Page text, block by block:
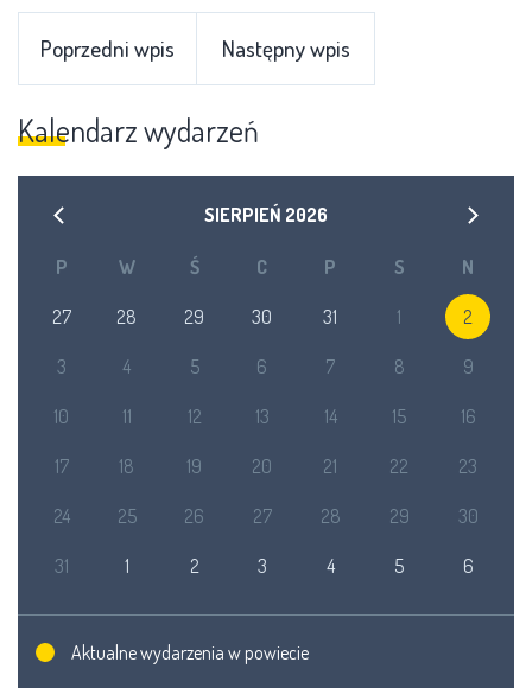
Poprzedni wpis Następny wpis
Kalendarz wydarzeń
SIERPIEŃ 2026
P W Ś C P S N
27 28 29 30 31 1 2
3 4 5 6 7 8 9
10 11 12 13 14 15 16
17 18 19 20 21 22 23
24 25 26 27 28 29 30
31 1 2 3 4 5 6
Aktualne wydarzenia w powiecie